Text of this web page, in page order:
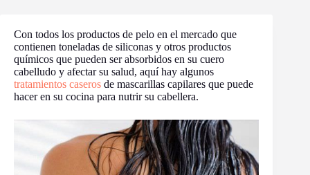
Con todos los productos de pelo en el mercado que
contienen toneladas de siliconas y otros productos
químicos que pueden ser absorbidos en su cuero
cabelludo y afectar su salud, aquí hay algunos
tratamientos caseros de mascarillas capilares que puede
hacer en su cocina para nutrir su cabellera.